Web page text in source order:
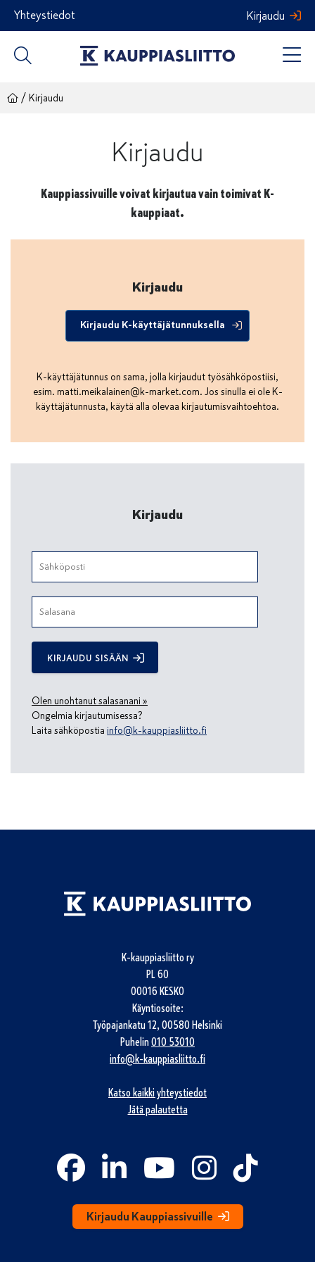
Siirry
sisältöön
Yhteystiedot Kirjaudu
/ Kirjaudu
Kirjaudu
Kauppiassivuille voivat kirjautua vain toimivat K-
kauppiaat.
Kirjaudu
Kirjaudu K-käyttäjätunnuksella
K-käyttäjätunnus on sama, jolla kirjaudut työsähköpostiisi,
esim. matti.meikalainen@k-market.com. Jos sinulla ei ole K-
käyttäjätunnusta, käytä alla olevaa kirjautumisvaihtoehtoa.
Kirjaudu
KIRJAUDU SISÄÄN
Olen unohtanut salasanani »
Ongelmia kirjautumisessa?
Laita sähköpostia info@k-kauppiasliitto.fi
K-kauppiasliitto ry
PL 60
00016 KESKO
Käyntiosoite:
Työpajankatu 12, 00580 Helsinki
Puhelin010 53010
info@k-kauppiasliitto.fi
Katso kaikki yhteystiedot
Jätä palautetta
Kirjaudu Kauppiassivuille